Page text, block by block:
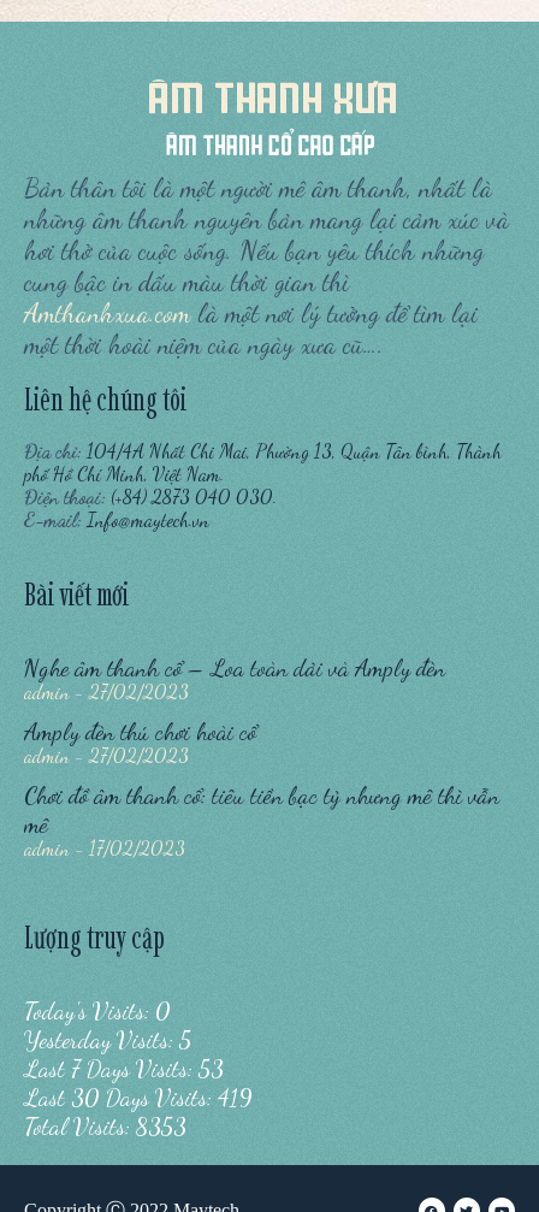
Bản thân tôi là một người mê âm thanh, nhất là
những âm thanh nguyên bản mang lại cảm xúc và
hơi thở của cuộc sống. Nếu bạn yêu thích những
cung bậc in dấu màu thời gian thì
Amthanhxua.comlà một nơi lý tưởng để tìm lại
một thời hoài niệm của ngày xưa cũ….
Liên hệ chúng tôi
Địa chỉ: 104/4A Nhất Chi Mai, Phường 13, Quận Tân bình, Thành
phố Hồ Chí Minh, Việt Nam.
Điện thoại: (+84) 2873 040 030.
E-mail: Info@maytech.vn
Bài viết mới
Nghe âm thanh cổ – Loa toàn dải và Amply đèn
admin 27/02/2023
Amply đèn thú chơi hoài cổ
admin 27/02/2023
Chơi đồ âm thanh cổ: tiêu tiền bạc tỷ nhưng mê thì vẫn
mê
admin 17/02/2023
Lượng truy cập
Today's Visits: 0
Yesterday Visits: 5
Last 7 Days Visits: 53
Last 30 Days Visits: 419
Total Visits: 8353